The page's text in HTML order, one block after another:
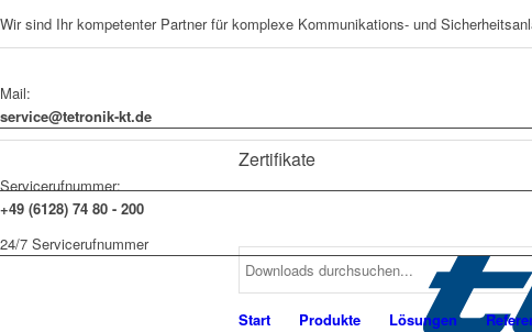
Wir sind Ihr kompetenter Partner für komplexe Kommunikations- und
Mail:
service@tetronik-kt.de
Servicerufnummer:
+49 (6128) 74 80 - 200
24/7 Servicerufnummer
Start Produkte Lösungen
Zertifikate